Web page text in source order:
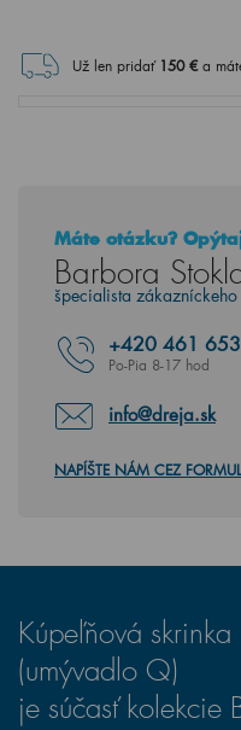
Už len pridať 150€ a
Máte otázku?
Barbora
špecialista zákazníckeho
+420 461
Po-Pia 8-17 hod
info@dreja.sk
NAPÍŠTE NÁM CEZ
Kúpeľňová
(umývadlo Q)
je súčasť kolekcie